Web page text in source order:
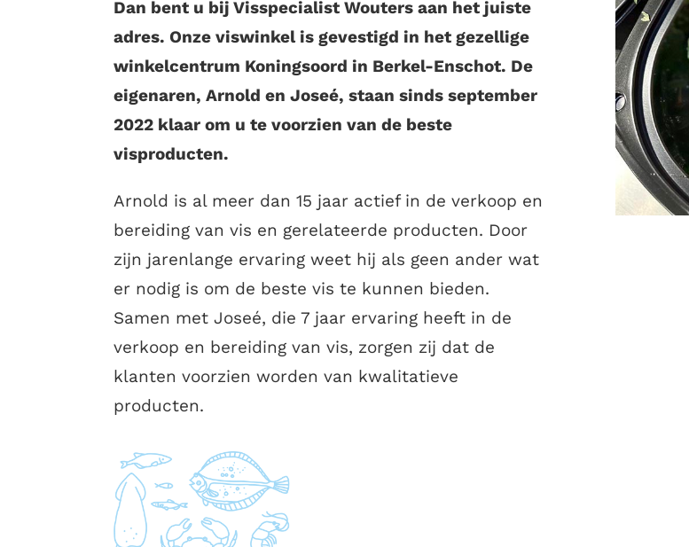
Dan bent u bij Visspecialist Wouters aan het juiste
adres. Onze viswinkel is gevestigd in het gezellige
winkelcentrum Koningsoord in Berkel-Enschot. De
eigenaren, Arnold en Joseé, staan sinds september
2022 klaar om u te voorzien van de beste
visproducten.
Arnold is al meer dan 15 jaar actief in de verkoop en
bereiding van vis en gerelateerde producten. Door
zijn jarenlange ervaring weet hij als geen ander wat
er nodig is om de beste vis te kunnen bieden.
Samen met Joseé, die 7 jaar ervaring heeft in de
verkoop en bereiding van vis, zorgen zij dat de
klanten voorzien worden van kwalitatieve
producten.